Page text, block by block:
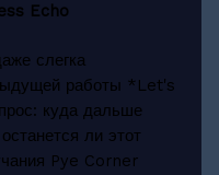
Echo
слегка
работы *Let's
куда дальше
ли этот
Pye Corner